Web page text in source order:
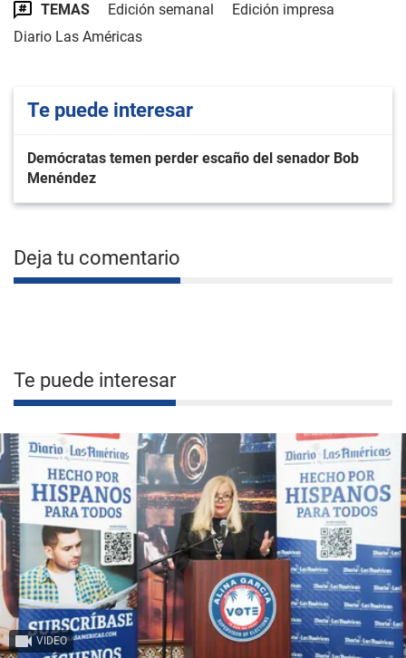
TEMAS Edición semanal
Edición impresa
Diario Las Américas
Te puede interesar
Demócratas temen perder escaño del senador Bob
Menéndez
Deja tu comentario
Te puede interesar
VIDEO